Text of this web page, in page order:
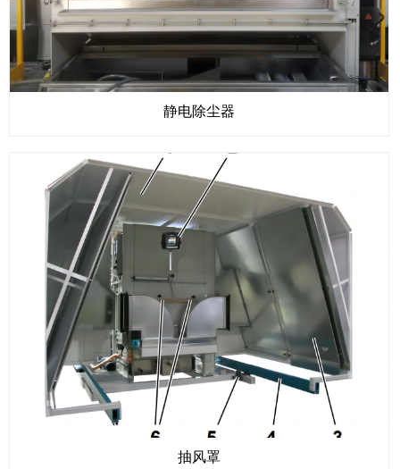
静电除尘器
抽风罩